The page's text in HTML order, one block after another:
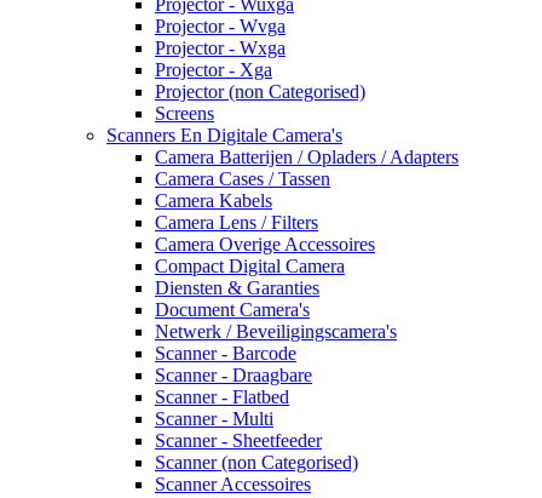
Projector - Wvga
Projector - Wxga
Projector - Xga
Projector (non Categorised)
Screens
Scanners En Digitale Camera's
Camera Batterijen / Opladers / Adapters
Camera Cases / Tassen
Camera Kabels
Camera Lens / Filters
Camera Overige Accessoires
Compact Digital Camera
Diensten & Garanties
Document Camera's
Netwerk / Beveiligingscamera's
Scanner - Barcode
Scanner - Draagbare
Scanner - Flatbed
Scanner - Multi
Scanner - Sheetfeeder
Scanner (non Categorised)
Scanner Accessoires